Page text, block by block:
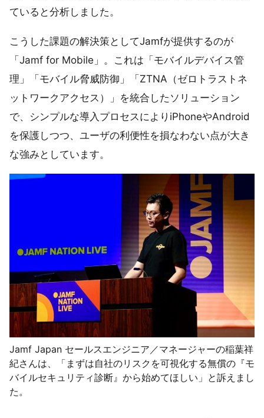
ていると分析しました。
こうした課題の解決策としてJamfが提供するのが
「Jamf for Mobile」。これは「モバイルデバイス管
理」「モバイル脅威防御」「ZTNA（ゼロトラストネ
ットワークアクセス）」を統合したソリューション
で、シンプルな導入プロセスによりiPhoneやAndroid
を保護しつつ、ユーザの利便性を損なわない点が大き
な強みとしています。
Jamf Japan セールスエンジニア／マネージャーの稲葉祥
紀さんは、「まずは自社のリスクを可視化する無償の『モ
バイルセキュリティ診断』から始めてほしい」と訴えまし
た。